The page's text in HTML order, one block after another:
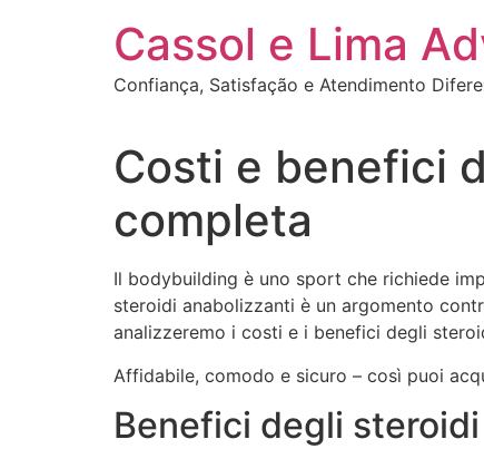
Cassol e Lima
Confiança, Satisfação e Atendimento
Costi e benefici
completa
Il bodybuilding è uno sport che richiede
steroidi anabolizzanti è un argomento
analizzeremo i costi e i benefici degli
Affidabile, comodo e sicuro – così puoi
Benefici degli